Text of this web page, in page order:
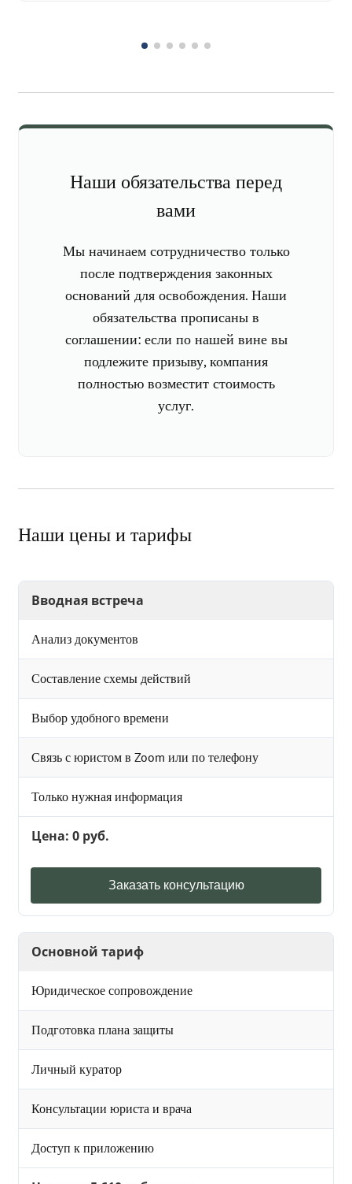
Наши обязательства перед
вами
Мы начинаем сотрудничество только
после подтверждения законных
оснований для освобождения. Наши
обязательства прописаны в
соглашении: если по нашей вине вы
подлежите призыву, компания
полностью возместит стоимость
услуг.
Наши цены и тарифы
Вводная встреча
Анализ документов
Составление схемы действий
Выбор удобного времени
Связь с юристом в Zoom или по телефону
Только нужная информация
Цена: 0 руб.
Заказать консультацию
Основной тариф
Юридическое сопровождение
Подготовка плана защиты
Личный куратор
Консультации юриста и врача
Доступ к приложению